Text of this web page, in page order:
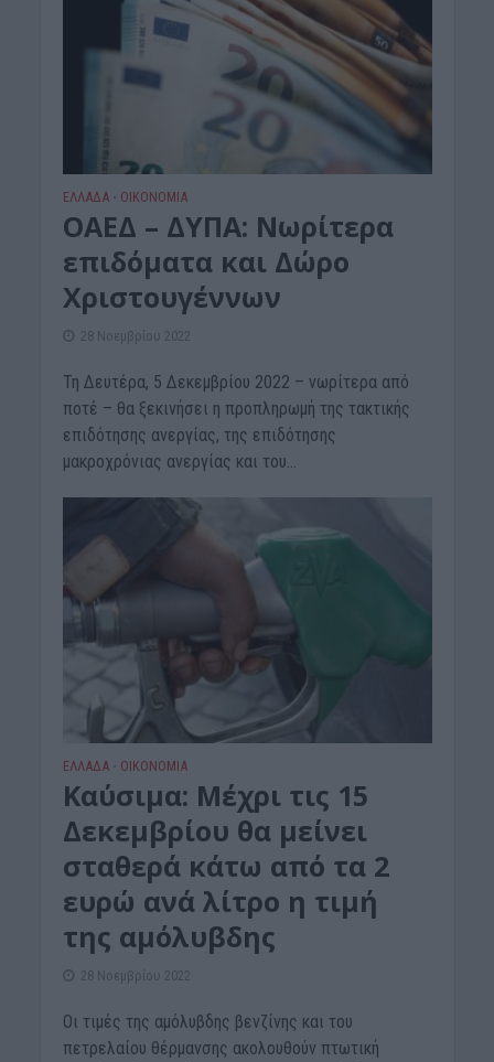
ΕΛΛΑΔΑ • ΟΙΚΟΝΟΜΙΑ
ΟΑΕΔ – ΔΥΠΑ: Νωρίτερα
επιδόματα και Δώρο
Χριστουγέννων
28 Νοεμβρίου 2022
Τη Δευτέρα, 5 Δεκεμβρίου 2022 – νωρίτερα από
ποτέ – θα ξεκινήσει η προπληρωμή της τακτικής
επιδότησης ανεργίας, της επιδότησης
μακροχρόνιας ανεργίας και του...
ΕΛΛΑΔΑ • ΟΙΚΟΝΟΜΙΑ
Καύσιμα: Μέχρι τις 15
Δεκεμβρίου θα μείνει
σταθερά κάτω από τα 2
ευρώ ανά λίτρο η τιμή
της αμόλυβδης
28 Νοεμβρίου 2022
Οι τιμές της αμόλυβδης βενζίνης και του
πετρελαίου θέρμανσης ακολουθούν πτωτική